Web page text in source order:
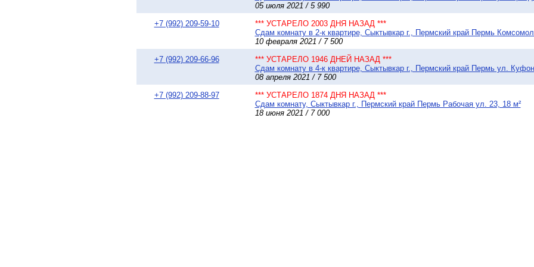
05 июля 2021 / 5 990
+7 (992) 209-59-10
*** УСТАРЕЛО 2003 ДНЯ НАЗАД ***
Сдам комнату в 2-к квартире, Сыктывкар г., Пермский край Пермь
10 февраля 2021 / 7 500
+7 (992) 209-66-96
*** УСТАРЕЛО 1946 ДНЕЙ НАЗАД ***
Сдам комнату в 4-к квартире, Сыктывкар г., Пермский край Пермь ул.
08 апреля 2021 / 7 500
+7 (992) 209-88-97
*** УСТАРЕЛО 1874 ДНЯ НАЗАД ***
Сдам комнату, Сыктывкар г., Пермский край Пермь Рабочая ул. 23, 18 м²
18 июня 2021 / 7 000